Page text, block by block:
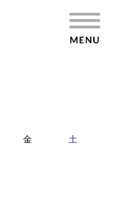
金 土